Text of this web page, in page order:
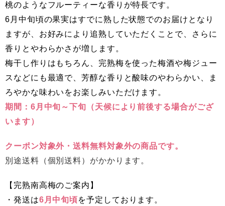
桃のようなフルーティーな香りが特長です。
6月中旬頃の果実はすでに熟した状態でのお届けとなり
ますが、お好みにより追熟していただくことで、さらに
香りとやわらかさが増します。
梅干し作りはもちろん、完熟梅を使った梅酒や梅ジュー
スなどにも最適で、芳醇な香りと酸味のやわらかい、ま
ろやかな味わいをお楽しみいただけます。
期間：6月中旬～下旬（天候により前後する場合がござ
います）
クーポン対象外・送料無料対象外の商品です。
別途送料（個別送料）がかかります。
【完熟南高梅のご案内】
・発送は6月中旬頃を予定しております。